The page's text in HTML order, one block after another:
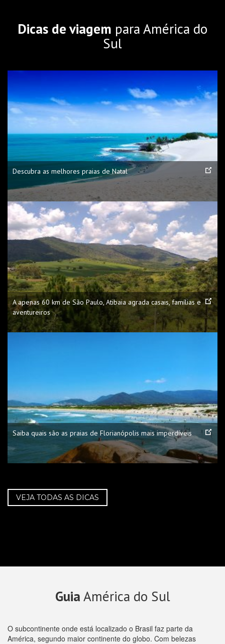
Dicas de viagem para América do
Sul
Descubra as melhores praias de Natal
A apenas 60 km de São Paulo, Atibaia agrada casais, famílias e
aventureiros
Saiba quais são as praias de Florianópolis mais imperdíveis
VEJA TODAS AS DICAS
Guia América do Sul
O subcontinente onde está localizado o Brasil faz parte da
América, segundo maior continente do globo. Com belezas